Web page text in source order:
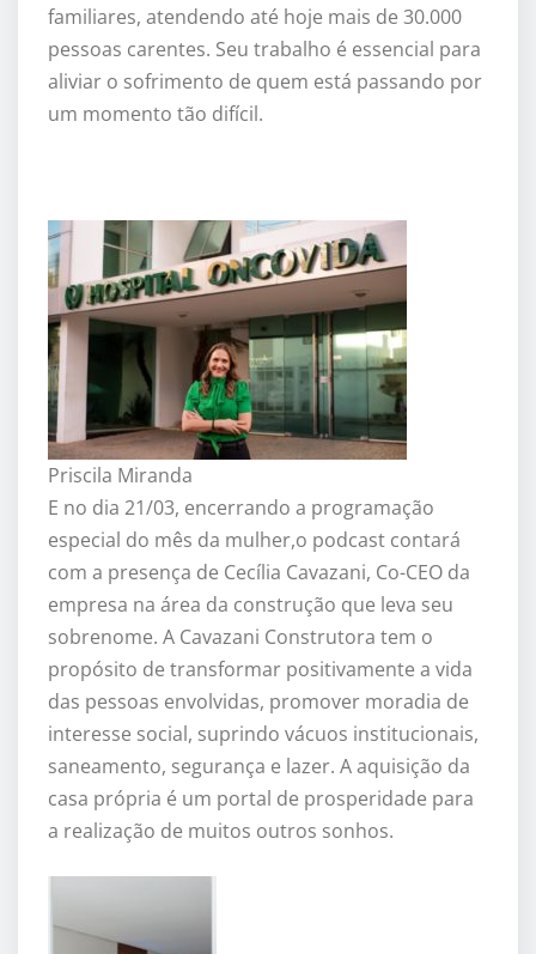
familiares, atendendo até hoje mais de 30.000
pessoas carentes. Seu trabalho é essencial para
aliviar o sofrimento de quem está passando por
um momento tão difícil.
Priscila Miranda
E no dia 21/03, encerrando a programação
especial do mês da mulher,o podcast contará
com a presença de Cecília Cavazani, Co-CEO da
empresa na área da construção que leva seu
sobrenome. A Cavazani Construtora tem o
propósito de transformar positivamente a vida
das pessoas envolvidas, promover moradia de
interesse social, suprindo vácuos institucionais,
saneamento, segurança e lazer. A aquisição da
casa própria é um portal de prosperidade para
a realização de muitos outros sonhos.